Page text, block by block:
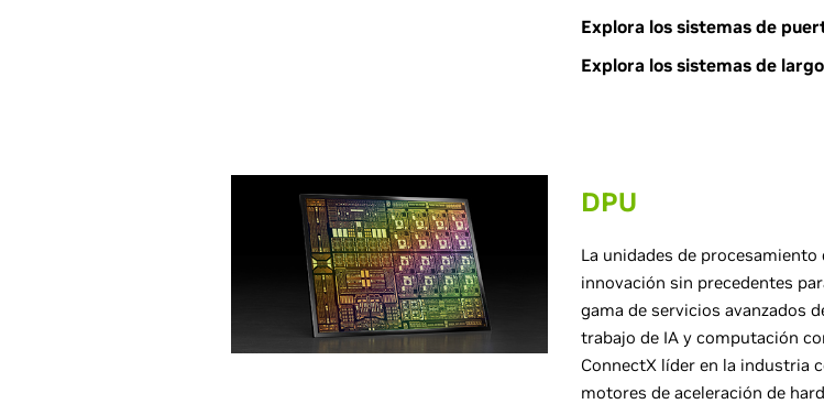
Explora los sistemas de
Explora los sistemas de
DPU
La unidades de procesamiento
innovación sin precedentes
gama de servicios avanzados
trabajo de IA y computación
ConnectX líder en la industria
motores de aceleración de